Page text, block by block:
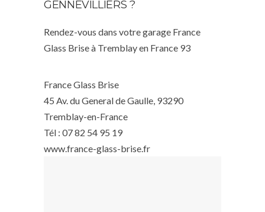
GENNEVILLIERS ?
Rendez-vous dans votre garage France
Glass Brise à Tremblay en France 93
France Glass Brise
45 Av. du General de Gaulle, 93290
Tremblay-en-France
Tél : 07 82 54 95 19
www.france-glass-brise.fr